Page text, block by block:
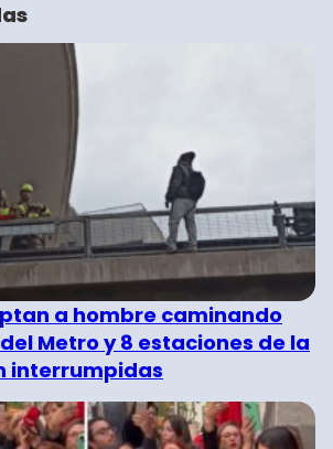
a hombre caminando
Metro y 8 estaciones de la
interrumpidas